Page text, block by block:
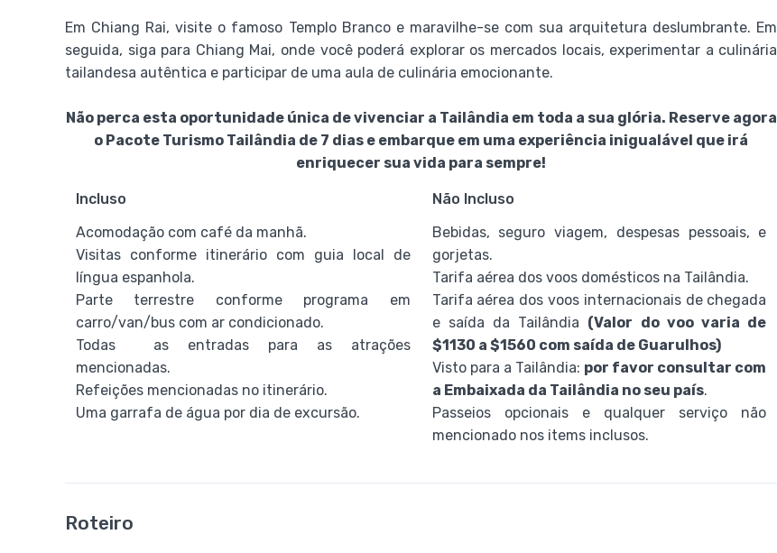
Em Chiang Rai, visite o famoso Templo Branco e maravilhe-se com sua arquitetura deslumbrante. Em
seguida, siga para Chiang Mai, onde você poderá explorar os mercados locais, experimentar a culinária
tailandesa autêntica e participar de uma aula de culinária emocionante.
Não perca esta oportunidade única de vivenciar a Tailândia em toda a sua glória. Reserve agora
o Pacote Turismo Tailândia de 7 dias e embarque em uma experiência inigualável que irá
enriquecer sua vida para sempre!
Incluso
Acomodação com café da manhã.
Visitas conforme itinerário com guia local de
língua espanhola.
Parte terrestre conforme programa em
carro/van/bus com ar condicionado.
Todas as entradas para as atrações
mencionadas.
Refeições mencionadas no itinerário.
Uma garrafa de água por dia de excursão.
Não Incluso
Bebidas, seguro viagem, despesas pessoais, e
gorjetas.
Tarifa aérea dos voos domésticos na Tailândia.
Tarifa aérea dos voos internacionais de chegada
e saída da Tailândia (Valor do voo varia de
$1130 a $1560 com saída de Guarulhos)
Visto para a Tailândia: por favor consultar com
a Embaixada da Tailândia no seu país.
Passeios opcionais e qualquer serviço não
mencionado nos items inclusos.
Roteiro